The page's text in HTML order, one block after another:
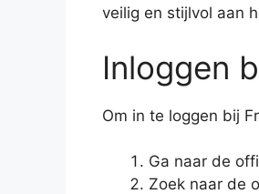
veilig en stijlvol aan
Inloggen
Om in te loggen bij
Ga naar de
Zoek naar de